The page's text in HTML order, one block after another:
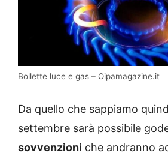
Bollette luce e gas – Oipamagazine.it
Da quello che sappiamo
settembre sarà possibile
sovvenzioni che andranno